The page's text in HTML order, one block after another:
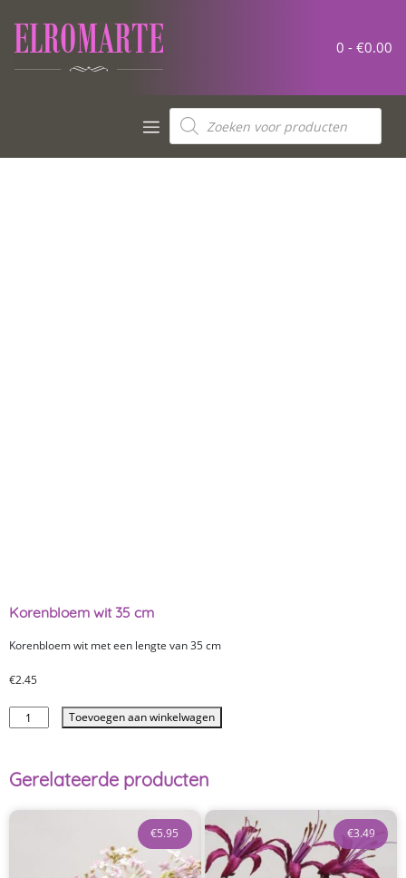
0 - €0.00
Korenbloem wit 35 cm
Korenbloem wit met een lengte van 35 cm
€2.45
Toevoegen aan winkelwagen
Gerelateerde producten
€5.95 €3.49